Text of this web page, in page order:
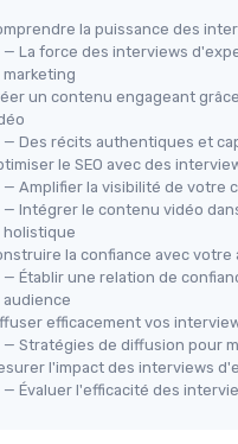
la puissance des
— La force des interviews
marketing
un contenu engageant
— Des récits authentiques et
le SEO avec des
— Amplifier la visibilité de votre
— Intégrer le contenu vidéo
holistique
la confiance avec votre
— Établir une relation de
audience
efficacement vos
— Stratégies de diffusion pour
l'impact des interviews
— Évaluer l'efficacité des